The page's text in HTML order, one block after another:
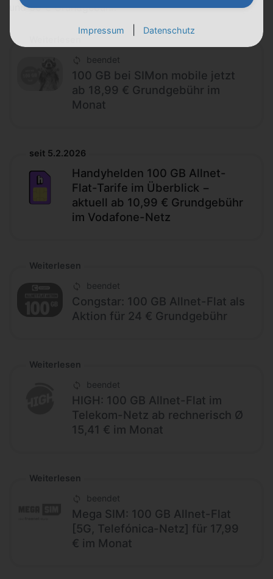
und 30 € Grundgebühr.
beendet
100 GB bei SIMon mobile jetzt
ab 18,99 € Grundgebühr im
Monat
seit 5.2.2026
Handyhelden 100 GB Allnet-
Flat-Tarife im Überblick −
aktuell ab 10,99 € Grundgebühr
im Vodafone-Netz
Weiterlesen
beendet
Congstar: 100 GB Allnet-Flat als
Aktion für 24 € Grundgebühr
Weiterlesen
beendet
HIGH: 100 GB Allnet-Flat im
Telekom-Netz ab rechnerisch Ø
15,41 € im Monat
Weiterlesen
beendet
Mega SIM: 100 GB Allnet-Flat
[5G, Telefónica-Netz] für 17,99
€ im Monat
Impressum Datenschutz